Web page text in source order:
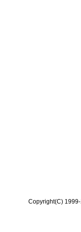
Copyright(C)